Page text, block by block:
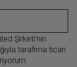
Şirketi’nin
tarafıma ticari